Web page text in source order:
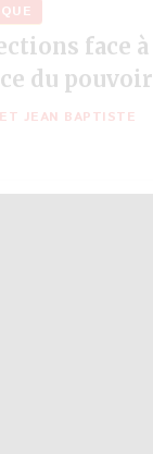
face à
du pouvoir
JEAN BAPTISTE